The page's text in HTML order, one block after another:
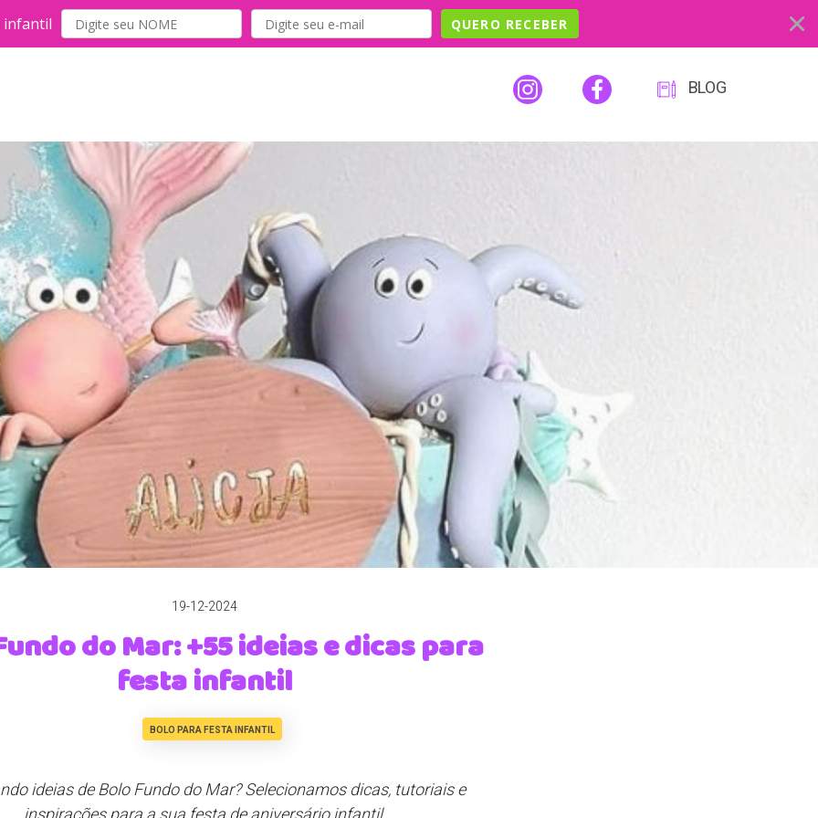
infantil
QUERO RECEBER
BLOG
19-12-2024
do Mar: +55 ideias e dicas para
festa infantil
BOLO PARA FESTA INFANTIL
ideias de Bolo Fundo do Mar? Selecionamos dicas, tutoriais e
inspirações para a sua festa de aniversário infantil.